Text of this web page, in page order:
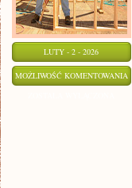
LUTY - 2 - 2026
MOŻLIWOŚĆ KOMENTOWANIA